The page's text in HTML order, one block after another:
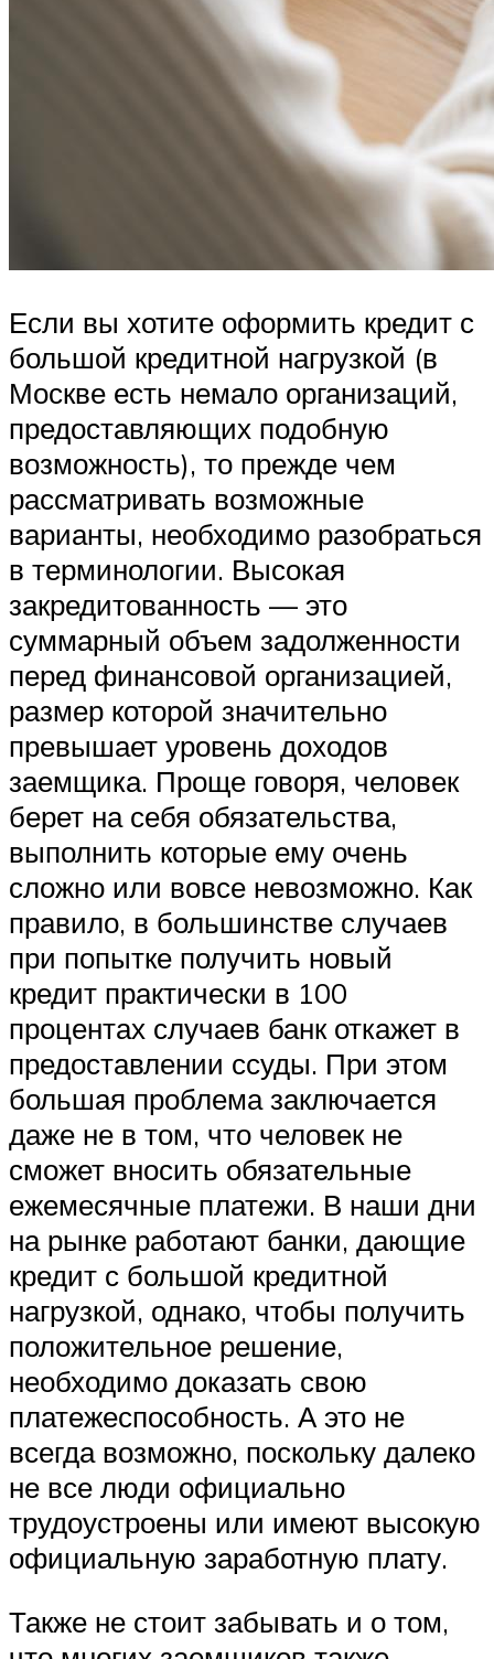
Если вы хотите оформить кредит с
большой кредитной нагрузкой (в
Москве есть немало организаций,
предоставляющих подобную
возможность), то прежде чем
рассматривать возможные
варианты, необходимо разобраться
в терминологии. Высокая
закредитованность — это
суммарный объем задолженности
перед финансовой организацией,
размер которой значительно
превышает уровень доходов
заемщика. Проще говоря, человек
берет на себя обязательства,
выполнить которые ему очень
сложно или вовсе невозможно. Как
правило, в большинстве случаев
при попытке получить новый
кредит практически в 100
процентах случаев банк откажет в
предоставлении ссуды. При этом
большая проблема заключается
даже не в том, что человек не
сможет вносить обязательные
ежемесячные платежи. В наши дни
на рынке работают банки, дающие
кредит с большой кредитной
нагрузкой, однако, чтобы получить
положительное решение,
необходимо доказать свою
платежеспособность. А это не
всегда возможно, поскольку далеко
не все люди официально
трудоустроены или имеют высокую
официальную заработную плату.
Также не стоит забывать и о том,